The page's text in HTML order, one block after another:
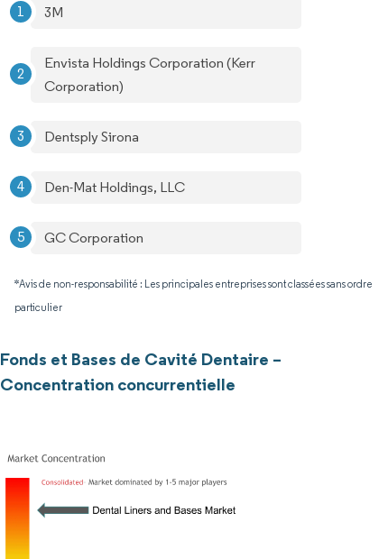
3M
Envista Holdings Corporation (Kerr
Corporation)
Dentsply Sirona
Den-Mat Holdings, LLC
GC Corporation
*Avis de non-responsabilité : Les principales entreprises sont classées sans ordre
particulier
Fonds et Bases de Cavité Dentaire –
Concentration concurrentielle